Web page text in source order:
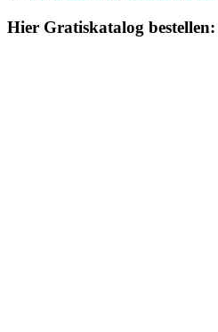
Hier Gratiskatalog bestellen: